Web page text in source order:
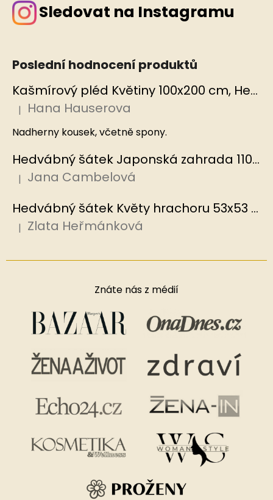
Sledovat na Instagramu
Poslední hodnocení produktů
Kašmírový pléd Květiny 100x200 cm, Hedvábný svět
Hodnocení produktu je 5 z 5 hvězdiček.
| Hana Hauserova
Nadherny kousek, včetně spony.
Hedvábný šátek Japonská zahrada 110x110 cm v dárkovém balení, HEDVÁBNÝ SVĚT
Hodnocení produktu je 5 z 5 hvězdiček.
| Jana Cambelová
Hedvábný šátek Květy hrachoru 53x53 cm v dárkovém balení, HEDVÁBNÝ SVĚT
Hodnocení produktu je 5 z 5 hvězdiček.
| Zlata Heřmánková
Znáte nás z médií